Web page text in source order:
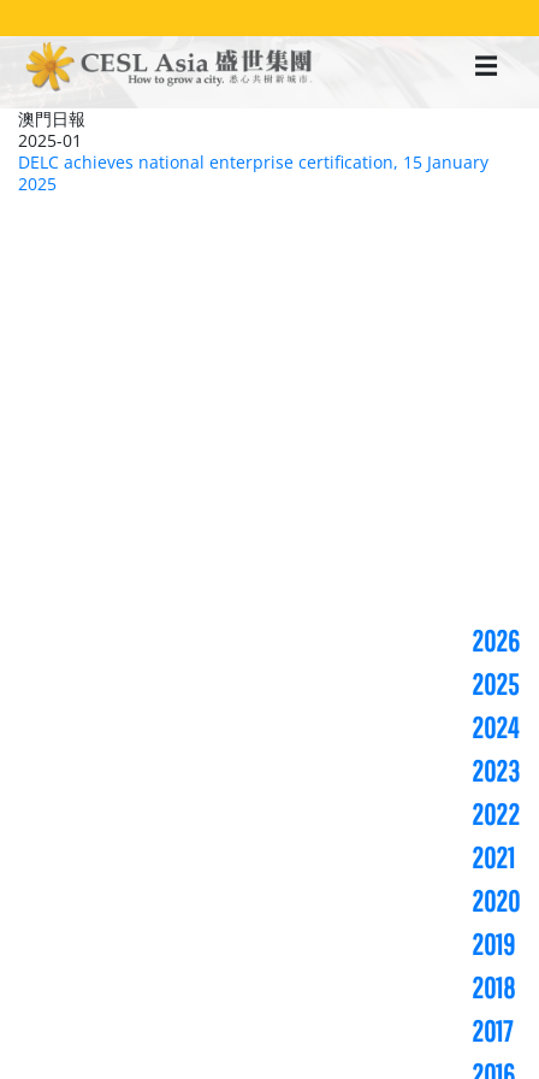
至
澳門日報
2025-01
DELC achieves national enterprise certification, 15 January
2025
2026
2025
2024
2023
2022
2021
2020
2019
2018
2017